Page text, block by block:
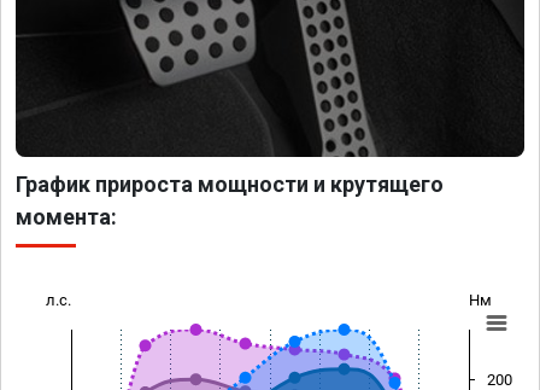
График прироста мощности и крутящего
момента:
л.с. Нм
200